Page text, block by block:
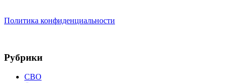
Политика конфиденциальности
Рубрики
СВО